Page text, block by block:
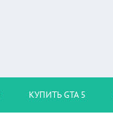
КУПИТЬ GTA 5